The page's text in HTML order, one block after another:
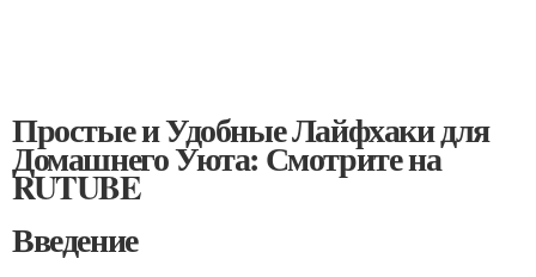
Простые и Удобные Лайфхаки для
Домашнего Уюта: Смотрите на
RUTUBE
Введение